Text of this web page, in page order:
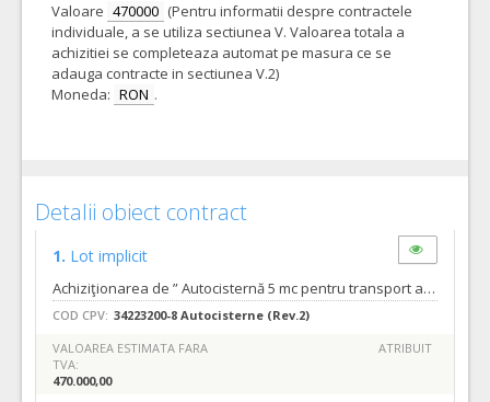
Valoare 470000 (Pentru informatii despre contractele
individuale, a se utiliza sectiunea V. Valoarea totala a
achizitiei se completeaza automat pe masura ce se
adauga contracte in sectiunea V.2)
Moneda: RON .
Detalii obiect contract
1. Lot implicit
Achiziţionarea de ” Autocisternă 5 mc pentru transport apă potabilă” - 1 BUC. pentru dezvoltarea si modernizarea flotei Companiei de Apă Oradea S.A. ca operator regional, astfel încât: Conform Regulamentului serviciului de alimentare cu apa si de canalizare al Companiei de Apa Oradea S.A
COD CPV: 34223200-8 Autocisterne (Rev.2)
VALOAREA ESTIMATA FARA
TVA:
470.000,00
ATRIBUIT